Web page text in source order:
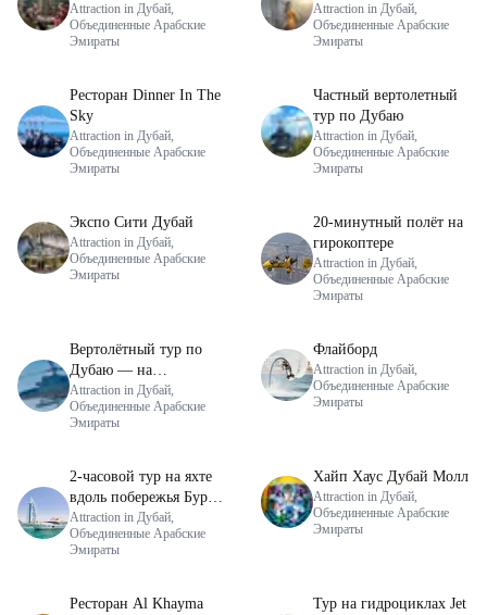
Лаунж
Attraction in Дубай,
Объединенные Арабские
Эмираты
Халифа — 124-й этаж
Attraction in Дубай,
Объединенные Арабские
Эмираты
Ресторан Dinner In The
Sky
Attraction in Дубай,
Объединенные Арабские
Эмираты
Частный вертолетный
тур по Дубаю
Attraction in Дубай,
Объединенные Арабские
Эмираты
Экспо Сити Дубай
Attraction in Дубай,
Объединенные Арабские
Эмираты
20-минутный полёт на
гирокоптере
Attraction in Дубай,
Объединенные Арабские
Эмираты
Вертолётный тур по
Дубаю — на
групповой основе (в
составе сборной
группы)
Attraction in Дубай,
Объединенные Арабские
Эмираты
Флайборд
Attraction in Дубай,
Объединенные Арабские
Эмираты
2-часовой тур на яхте
вдоль побережья Бурдж
— совместный тур
Attraction in Дубай,
Объединенные Арабские
Эмираты
Хайп Хаус Дубай Молл
Attraction in Дубай,
Объединенные Арабские
Эмираты
Ресторан Al Khayma
Тур на гидроциклах Jet